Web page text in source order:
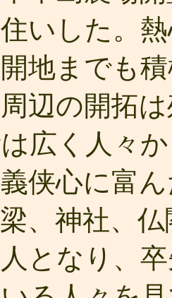
いした。
地までも
辺の開拓
広く人々
侠心に富
、神社、
となり、